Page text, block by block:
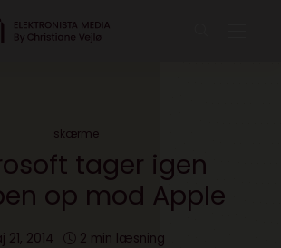
skærme
tager igen
op mod Apple
21, 2014 2 min læsning